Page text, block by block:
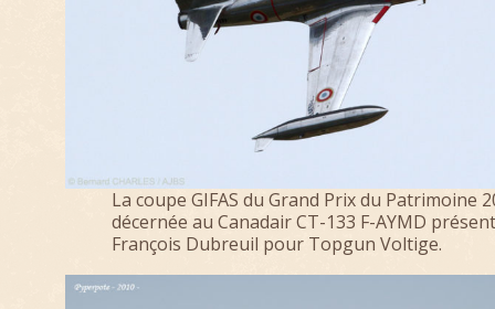
La coupe GIFAS du Grand Prix du Patrimoine
décernée au Canadair CT-133 F-AYMD
François Dubreuil pour Topgun Voltige.